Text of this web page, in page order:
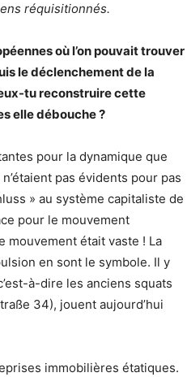
réquisitionnés.
où l’on pouvait trouver
le déclenchement de la
tu reconstruire cette
elle débouche ?
pour la dynamique que
pas évidents pour pas
» au système capitaliste de
pour le mouvement
mouvement était vaste ! La
en sont le symbole. Il y
à-dire les anciens squats
34), jouent aujourd’hui
immobilières étatiques.